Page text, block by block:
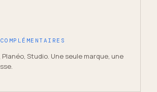
Planéo, Studio. Une seule marque, une